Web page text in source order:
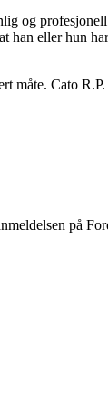
og
han eller hun
måte. Cato
på